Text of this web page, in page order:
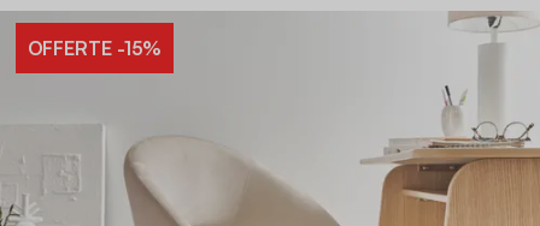
OFFERTE-15%